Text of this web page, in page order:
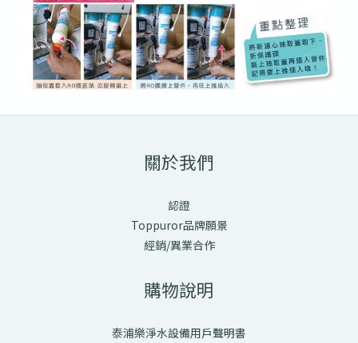
關於我們
認證
Toppuror品牌願景
經銷/異業合作
購物說明
泰浦樂淨水設備用戶聲明書